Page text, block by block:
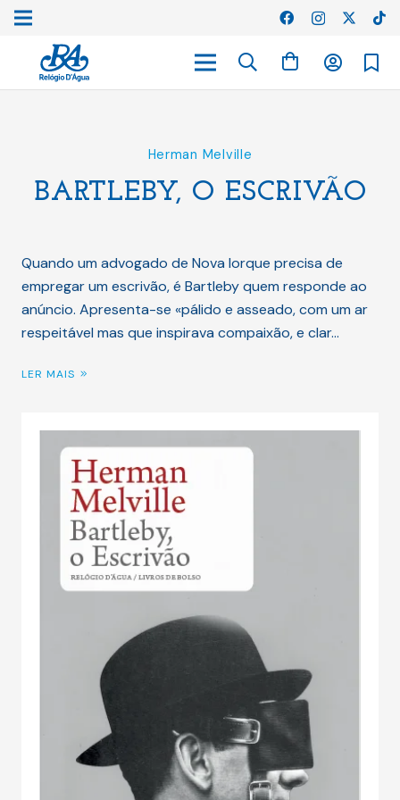
Herman Melville
BARTLEBY, O ESCRIVÃO
Quando um advogado de Nova Iorque precisa de
empregar um escrivão, é Bartleby quem responde ao
anúncio. Apresenta-se «pálido e asseado, com um ar
respeitável mas que inspirava compaixão, e clar…
LER MAIS